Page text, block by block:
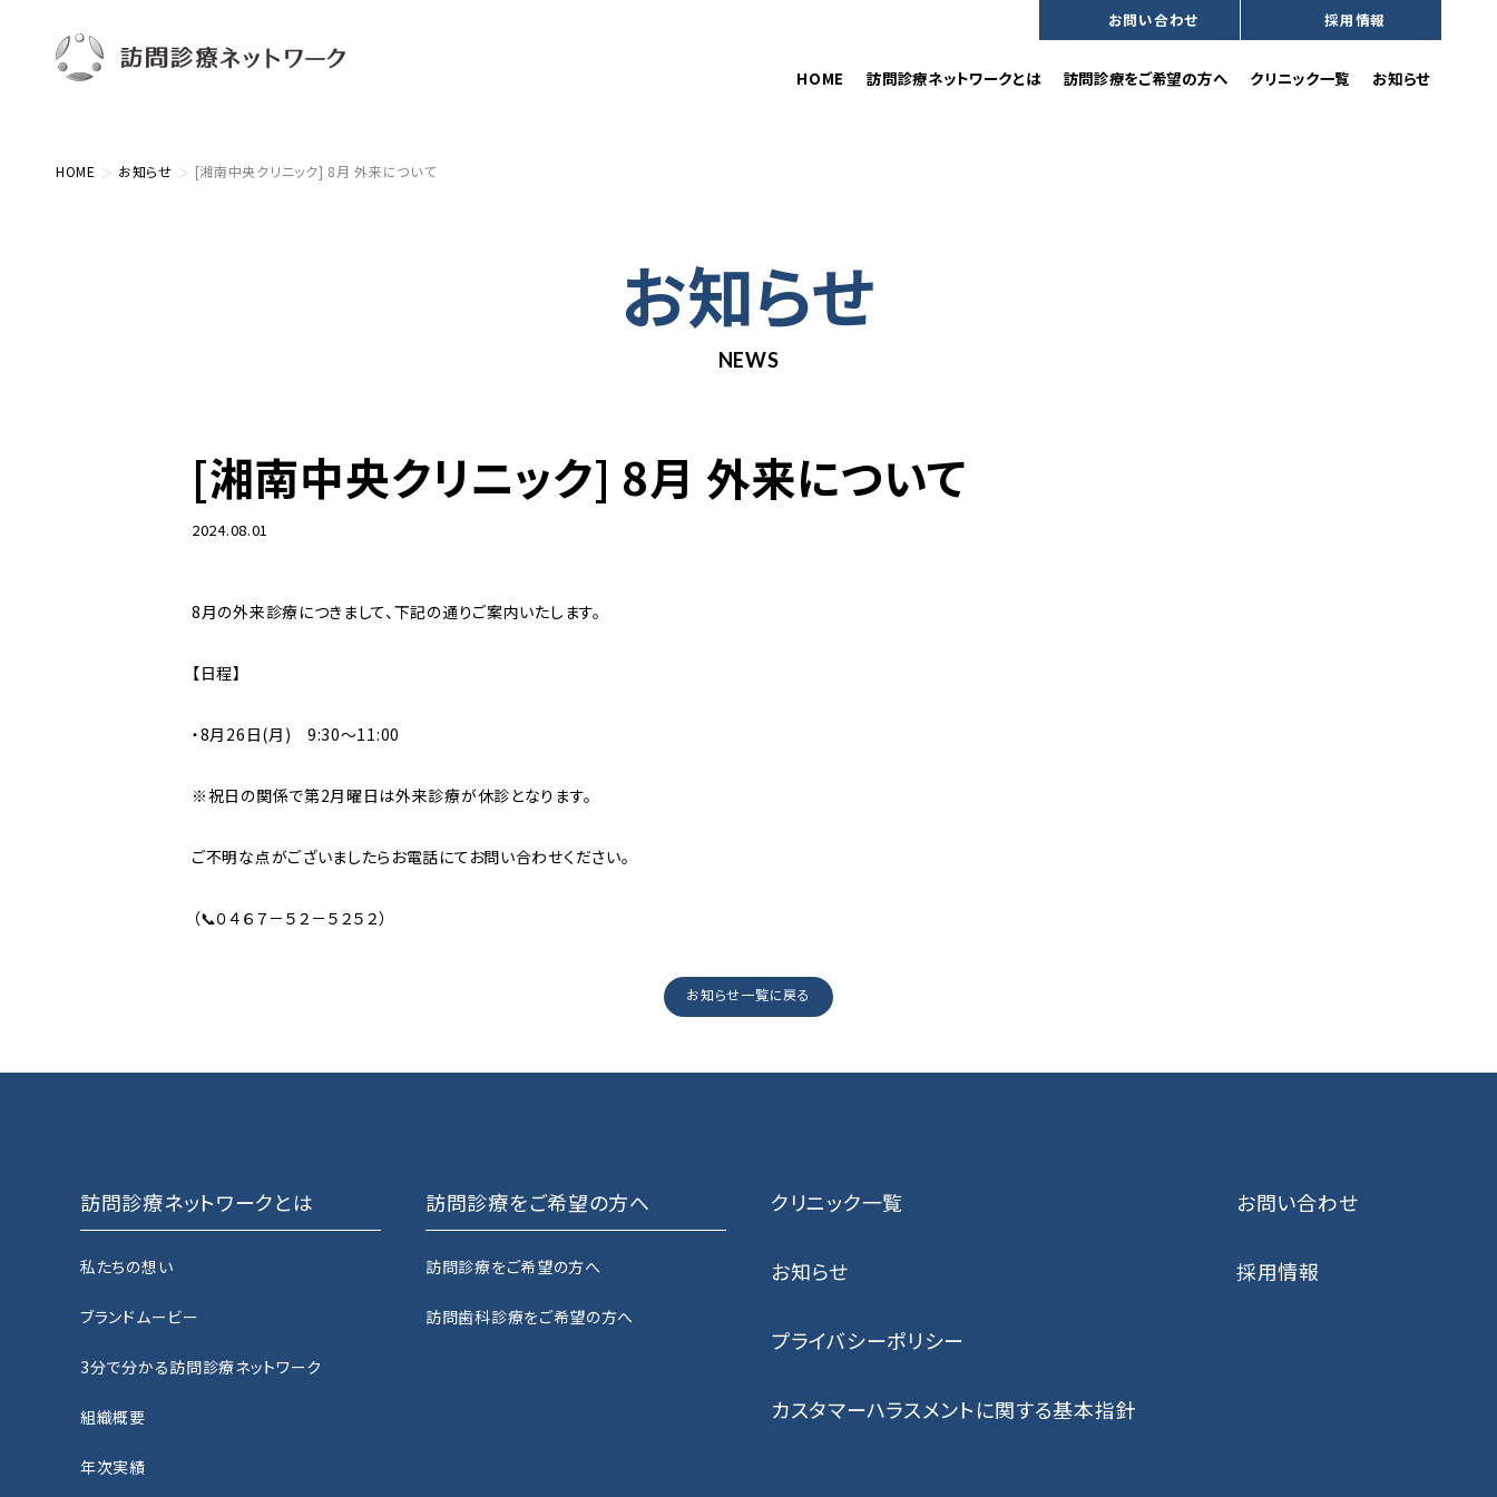
お問い合わせ 採用情報
HOME 訪問診療ネットワークとは 沿革
訪問診療をご希望の方へ
訪問診療をご希望の方へ 訪問歯科診療をご希望の方へ クリニック一覧 お知らせ
HOME お知らせ [湘南中央クリニック] 8月 外来について
お知らせ
NEWS
[湘南中央クリニック] 8月 外来について
2024.08.01
8月の外来診療につきまして、下記の通りご案内いたします。
【日程】
・8月26日(月) 9:30～11:00
※祝日の関係で第2月曜日は外来診療が休診となります。
ご不明な点がございましたらお電話にてお問い合わせください。
（📞０４６７－５２－５２５２）
お知らせ一覧に戻る
訪問診療ネットワークとは
私たちの想い
ブランドムービー
3分で分かる訪問診療ネットワーク
組織概要
年次実績
訪問診療をご希望の方へ
訪問診療をご希望の方へ
訪問歯科診療をご希望の方へ
クリニック一覧
お知らせ
プライバシーポリシー
カスタマーハラスメントに関する基本指針
お問い合わせ
採用情報